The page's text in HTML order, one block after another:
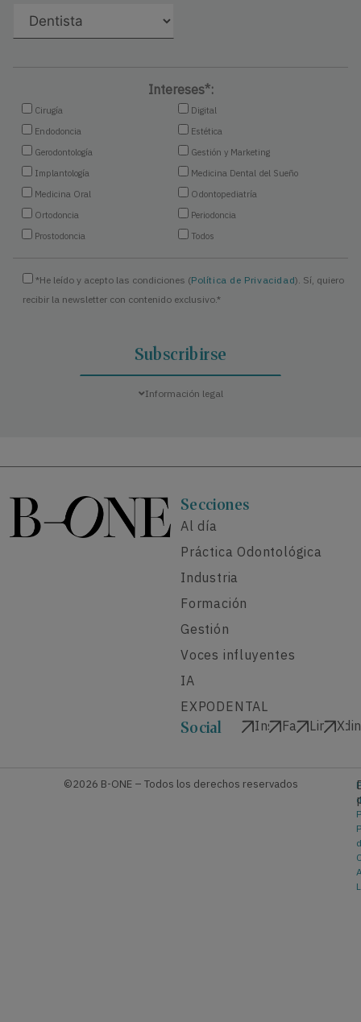
Intereses*:
Cirugía
Digital
Endodoncia
Estética
Gerodontología
Gestión y Marketing
Implantología
Medicina Dental del Sueño
Medicina Oral
Odontopediatría
Ortodoncia
Periodoncia
Prostodoncia
Todos
*He leído y acepto las condiciones (Política de Privacidad). Sí, quiero
recibir la newsletter con contenido exclusivo.*
Información legal
Secciones
Al día
Práctica Odontológica
Industria
Formación
Gestión
Voces influyentes
IA
EXPODENTAL
Social Instagram
Facebook
X
©2026 B-ONE – Todos los derechos reservados